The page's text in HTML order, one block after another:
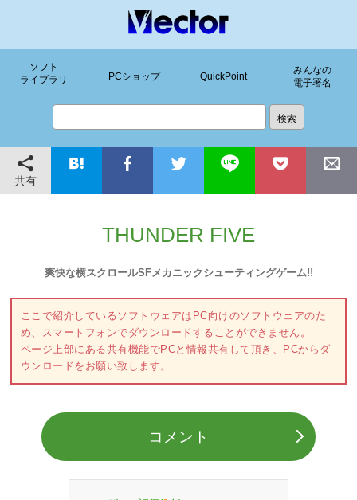
ソフト
ライブラリ
PCショップ QuickPoint
みんなの
電子署名
共有
THUNDER FIVE
爽快な横スクロールSFメカニックシューティングゲーム!!
ここで紹介しているソフトウェアはPC向けのソフトウェアのた
め、スマートフォンでダウンロードすることができません。
ページ上部にある共有機能でPCと情報共有して頂き、PCからダ
ウンロードをお願い致します。
コメント